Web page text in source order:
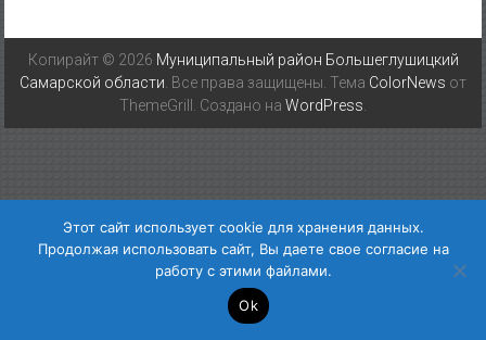
Копирайт © 2026 Муниципальный район Большеглушицкий
Самарской области . Все права защищены. Тема ColorNews от
ThemeGrill. Создано на WordPress
Этот сайт использует cookie для хранения данных.
Продолжая использовать сайт, Вы даете свое согласие на
работу с этими файлами.
Ok